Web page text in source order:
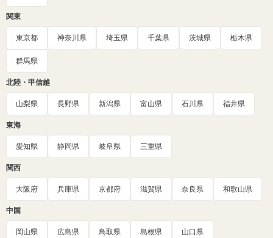
関東
東京都 神奈川県 埼玉県 千葉県 茨城県 栃木県
群馬県
北陸・甲信越
山梨県 長野県 新潟県 富山県 石川県 福井県
東海
愛知県 静岡県 岐阜県 三重県
関西
大阪府 兵庫県 京都府 滋賀県 奈良県 和歌山県
中国
岡山県 広島県 鳥取県 島根県 山口県